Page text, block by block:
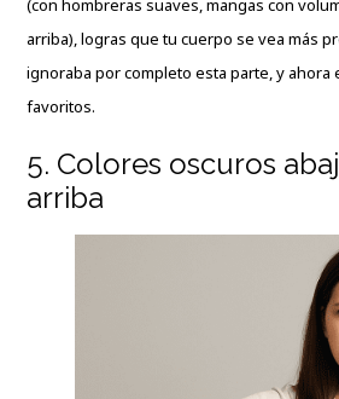
(con hombreras suaves, mangas con
arriba), logras que tu cuerpo se vea más
ignoraba por completo esta parte, y ahora
favoritos.
5. Colores oscuros
arriba